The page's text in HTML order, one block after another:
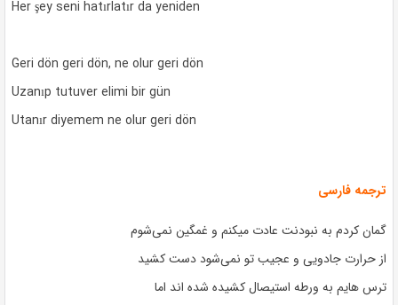
Her şey seni hatırlatır da yeniden
Geri dön geri dön, ne olur geri dön
Uzanıp tutuver elimi bir gün
Utanır diyemem ne olur geri dön
ترجمه فارسی
گمان کردم به نبودنت عادت میکنم و غمگین نمی‌شوم
از حرارت جادویی و عجیب تو نمی‌شود دست کشید
ترس هایم به ورطه استیصال کشیده شده اند اما